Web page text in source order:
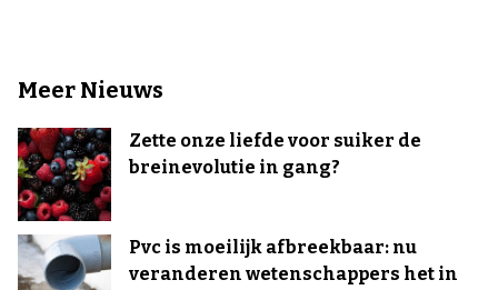
Meer Nieuws
Zette onze liefde voor suiker de
breinevolutie in gang?
Pvc is moeilijk afbreekbaar: nu
veranderen wetenschappers het in